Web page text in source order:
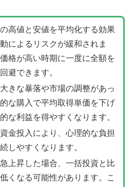
高値と安値を平均化する効果
によるリスクが緩和されま
格が高い時期に一度に全額を
避できます。
きな暴落や市場の調整があっ
な購入で平均取得単価を下げ
な利益を得やすくなります。
金投入により、心理的な負担
しやすくなります。
上昇した場合、一括投資と比
くなる可能性があります。こ